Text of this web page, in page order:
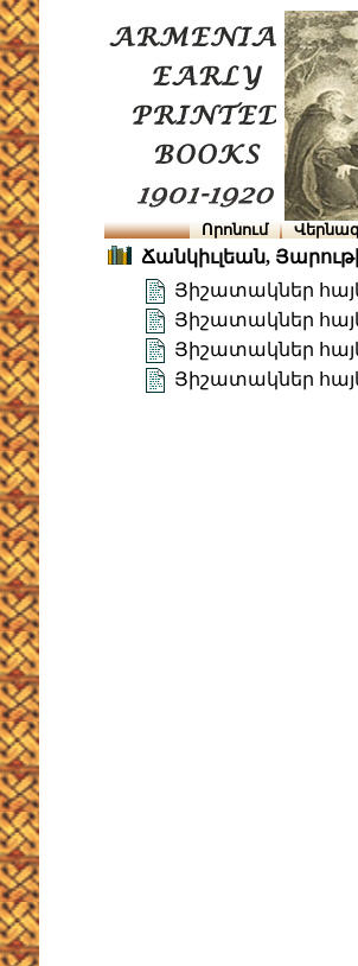
Որոնում
Ճանկիւլեան,
Յիշատակներ
Յիշատակներ
Յիշատակներ
Յիշատակներ